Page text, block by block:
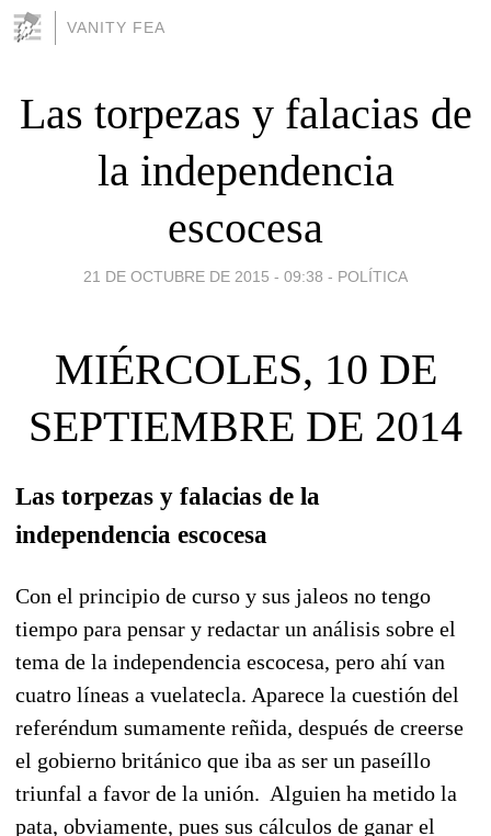
VANITY FEA
Las torpezas y falacias de
la independencia
escocesa
21 DE OCTUBRE DE 2015 - 09:38 - POLÍTICA
MIÉRCOLES, 10 DE
SEPTIEMBRE DE 2014
Las torpezas y falacias de la
independencia escocesa
Con el principio de curso y sus jaleos no tengo
tiempo para pensar y redactar un análisis sobre el
tema de la independencia escocesa, pero ahí van
cuatro líneas a vuelatecla. Aparece la cuestión del
referéndum sumamente reñida, después de creerse
el gobierno británico que iba as ser un paseíllo
triunfal a favor de la unión. Alguien ha metido la
pata, obviamente, pues sus cálculos de ganar el